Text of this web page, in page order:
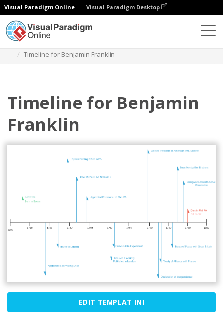
Visual Paradigm Online Visual Paradigm Desktop
Timeline for Benjamin Franklin
Timeline for Benjamin
Franklin
EDIT TEMPLAT INI